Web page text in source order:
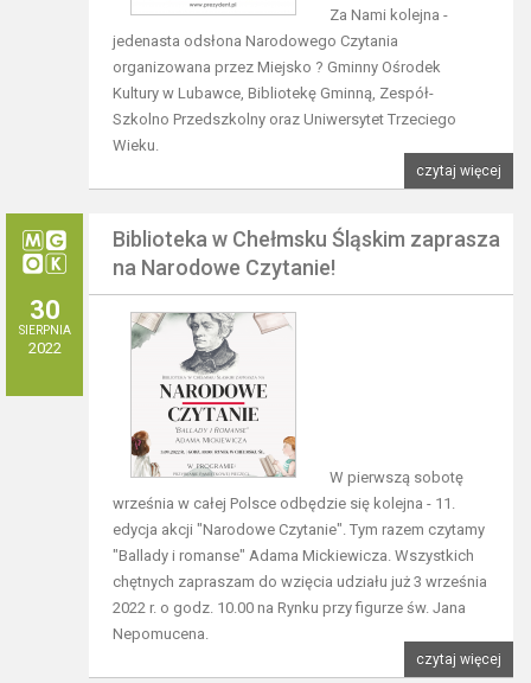
Za Nami kolejna -
jedenasta odsłona Narodowego Czytania
organizowana przez Miejsko ? Gminny Ośrodek
Kultury w Lubawce, Bibliotekę Gminną, Zespół-
Szkolno Przedszkolny oraz Uniwersytet Trzeciego
Wieku.
czytaj więcej
30
SIERPNIA
2022
Biblioteka w Chełmsku Śląskim zaprasza
na Narodowe Czytanie!
W pierwszą sobotę
września w całej Polsce odbędzie się kolejna - 11.
edycja akcji "Narodowe Czytanie". Tym razem czytamy
"Ballady i romanse" Adama Mickiewicza. Wszystkich
chętnych zapraszam do wzięcia udziału już 3 września
2022 r. o godz. 10.00 na Rynku przy figurze św. Jana
Nepomucena.
czytaj więcej